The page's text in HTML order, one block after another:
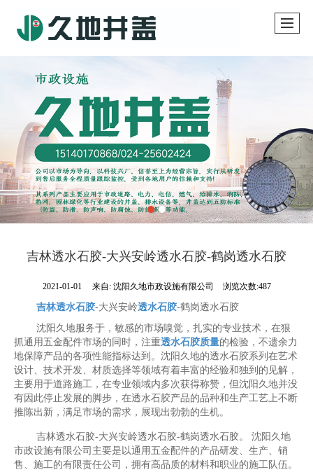
吉林透水石胶-大兴安岭透水石胶-鹤岗透水石胶
2021-01-01 来自: 沈阳久地市政设施有限公司 浏览次数:487
吉林透水石胶-大兴安岭透水石胶-鹤岗透水石胶
沈阳久地服务于，敏感的市场嗅觉，扎实的专业技术，在狠
抓通用五金配件市场的同时，注重透水石胶质量的检验，不遗余力
地保障产品的各项性能指标达到。沈阳久地的透水石胶系列在艺术
设计、技术开发、材质选择等领域有着丰富的经验和独到的见解，
主要用于道路施工，在专业领域内多次获得称赞，但沈阳久地并没
有因此停止发展的脚步，在透水石胶产品的品种和生产工艺上不断
推陈出新，满足市场的需求，展现出勃勃的生机。
吉林透水石胶-大兴安岭透水石胶-鹤岗透水石胶。 沈阳久地
市政设施有限公司主要是以通用五金配件的产品研发、生产、销
售、施工的有限责任公司，拥有高品质的材料和职业的施工队伍。